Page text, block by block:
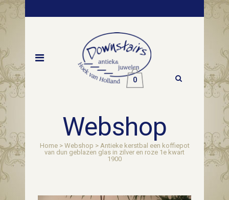
0
Webshop
Home> Webshop > Antieke kerstbal een koffiepot
van dun geblazen glas in zilver en roze 1e kwart
1900